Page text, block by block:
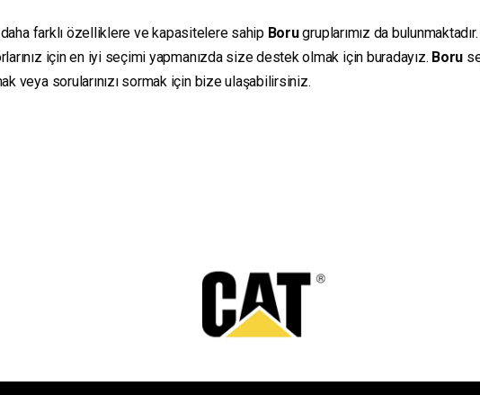
daha farklı özelliklere ve kapasitelere sahip Borugruplarımız da
için en iyi seçimi yapmanızda size destek olmak için buradayız. Boru
veya sorularınızı sormak için bize ulaşabilirsiniz.